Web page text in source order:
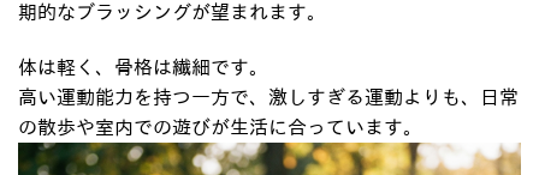
期的なブラッシングが望まれます。
体は軽く、骨格は繊細です。
高い運動能力を持つ一方で、激しすぎる運動よりも、日常
の散歩や室内での遊びが生活に合っています。